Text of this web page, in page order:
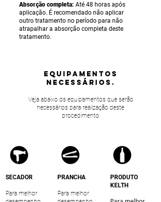
Absorção completa: Até 48 horas após
aplicação. É recomendado não aplicar
outro tratamento no período para não
atrapalhar a absorção completa deste
tratamento.
equipamentos
NECESSÁRIOS.
Veja abaixo os equipamentos que serão
necessários para realização deste
procedimento
SECADOR
Para melhor
PRANCHA
Para melhor
PRODUTO
KELTH